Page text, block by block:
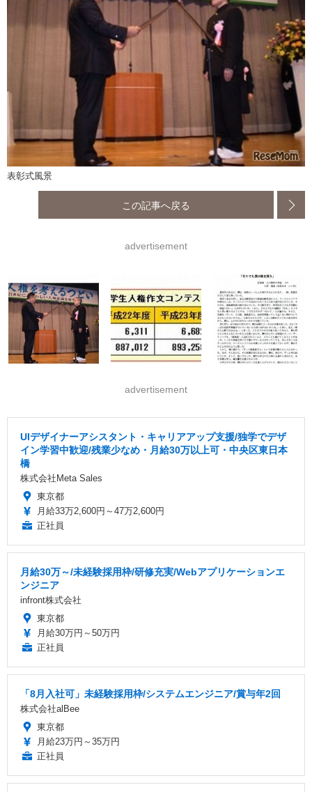
表彰式風景
この記事へ戻る
advertisement
advertisement
UIデザイナーアシスタント・キャリアアップ支援/独学でデザ
イン学習中歓迎/残業少なめ・月給30万以上可・中央区東日本
橋
株式会社Meta Sales
東京都
月給33万2,600円～47万2,600円
正社員
月給30万～/未経験採用枠/研修充実/Webアプリケーションエ
ンジニア
infront株式会社
東京都
月給30万円～50万円
正社員
「8月入社可」未経験採用枠/システムエンジニア/賞与年2回
株式会社alBee
東京都
月給23万円～35万円
正社員